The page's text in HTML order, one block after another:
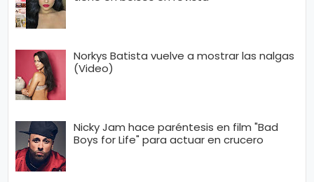
Norkys Batista vuelve a mostrar las nalgas
(Video)
Nicky Jam hace paréntesis en film "Bad
Boys for Life" para actuar en crucero